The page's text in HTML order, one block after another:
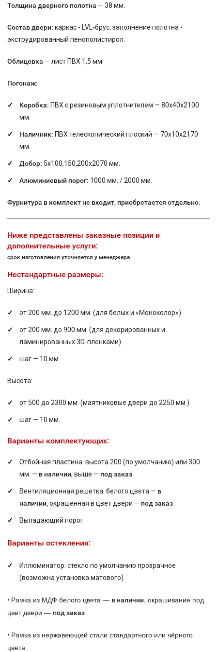
Толщина дверного полотна — 38 мм.
Состав двери: каркас - LVL-брус, заполнение полотна -
экструдированный пенополистирол.
Облицовка — лист ПВХ 1,5 мм.
Погонаж:
Коробка: ПВХ с резиновым уплотнителем — 80х40х2100
мм.
Наличник: ПВХ телескопический плоский — 70х10х2170
мм.
Добор: 5х100,150,200х2070 мм.
Алюминиевый порог: 1000 мм. / 2000 мм.
Фурнитура в комплект не входит, приобретается отдельно.
Ниже представлены заказные позиции и
дополнительные услуги:
срок изготовления уточняется у менеджера
Нестандартные размеры:
Ширина:
от 200 мм. до 1200 мм. (для белых и «Моноколор»)
от 200 мм. до 900 мм. (для декорированных и
ламинированных 3D-пленками)
шаг — 10 мм.
Высота:
от 500 до 2300 мм. (маятниковые двери до 2250 мм.)
шаг — 10 мм.
Варианты комплектующих:
Отбойная пластина: высота 200 (по умолчанию) или 300
мм. — в наличии, выше — под заказ
Вентиляционная решетка: белого цвета — в
наличии,окрашенная в цвет двери — под заказ
Выпадающий порог
Варианты остекления:
Иллюминатор: стекло по умолчанию прозрачное
(возможна установка матового).
• Рамка из МДФ белого цвета — в наличии, окрашивание под
цвет двери — под заказ
• Рамка из нержавеющей стали стандартного или чёрного
цвета